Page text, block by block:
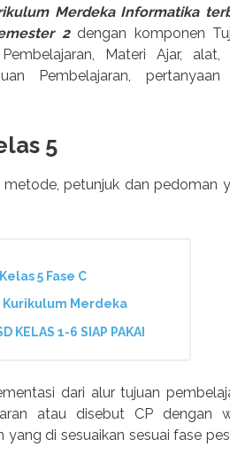
Merdeka Informatika
2dengan komponen
Materi Ajar, alat,
Pembelajaran, pertanyaan
5
petunjuk dan pedoman
5 Fase C
Kurikulum Merdeka
KELAS 1-6 SIAP PAKAI
dari alur tujuan
atau disebut CP dengan
di sesuaikan sesuai fase